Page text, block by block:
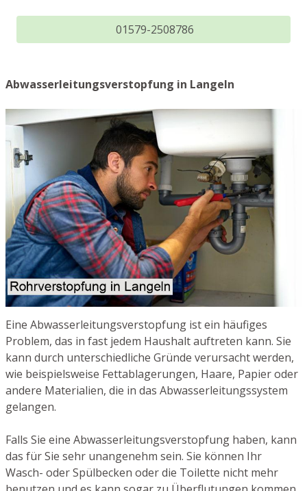
01579-2508786
Abwasserleitungsverstopfung in Langeln
Eine Abwasserleitungsverstopfung ist ein häufiges
Problem, das in fast jedem Haushalt auftreten kann. Sie
kann durch unterschiedliche Gründe verursacht werden,
wie beispielsweise Fettablagerungen, Haare, Papier oder
andere Materialien, die in das Abwasserleitungssystem
gelangen.
Falls Sie eine Abwasserleitungsverstopfung haben, kann
das für Sie sehr unangenehm sein. Sie können Ihr
Wasch- oder Spülbecken oder die Toilette nicht mehr